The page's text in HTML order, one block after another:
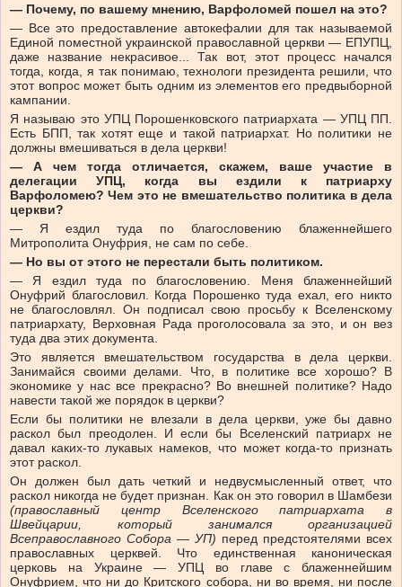
— Почему, по вашему мнению, Варфоломей пошел на это?
— Все это предоставление автокефалии для так называемой
Единой поместной украинской православной церкви — ЕПУПЦ,
даже название некрасивое... Так вот, этот процесс начался
тогда, когда, я так понимаю, технологи президента решили, что
этот вопрос может быть одним из элементов его предвыборной
кампании.
Я называю это УПЦ Порошенковского патриархата — УПЦ ПП.
Есть БПП, так хотят еще и такой патриархат. Но политики не
должны вмешиваться в дела церкви!
— А чем тогда отличается, скажем, ваше участие в
делегации УПЦ, когда вы ездили к патриарху
Варфоломею? Чем это не вмешательство политика в дела
церкви?
— Я ездил туда по благословению блаженнейшего
Митрополита Онуфрия, не сам по себе.
— Но вы от этого не перестали быть политиком.
— Я ездил туда по благословению. Меня блаженнейший
Онуфрий благословил. Когда Порошенко туда ехал, его никто
не благословлял. Он подписал свою просьбу к Вселенскому
патриархату, Верховная Рада проголосовала за это, и он вез
туда два этих документа.
Это является вмешательством государства в дела церкви.
Занимайся своими делами. Что, в политике все хорошо? В
экономике у нас все прекрасно? Во внешней политике? Надо
навести такой же порядок в церкви?
Если бы политики не влезали в дела церкви, уже бы давно
раскол был преодолен. И если бы Вселенский патриарх не
давал каких-то лукавых намеков, что может когда-то признать
этот раскол.
Он должен был дать четкий и недвусмысленный ответ, что
раскол никогда не будет признан. Как он это говорил в Шамбези
(православный центр Вселенского патриархата в
Швейцарии, который занимался организацией
Всеправославного Собора — УП) перед предстоятелями всех
православных церквей. Что единственная каноническая
церковь на Украине — УПЦ во главе с блаженнейшим
Онуфрием, что ни до Критского собора, ни во время, ни после